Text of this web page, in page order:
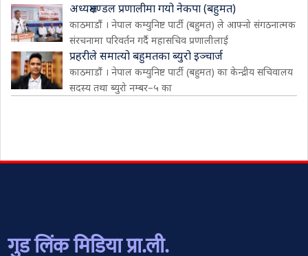
अध्यक्षमण्डल प्रणालीमा गयो नेकपा (बहुमत)
काठमाडौं । नेपाल कम्युनिष्ट पार्टी (बहुमत) ले आफ्नो संगठनात्मक
संरचनामा परिवर्तन गर्दै महासचिव प्रणालीलाई
प्रहरीले समात्यो बहुमतका ब्युरो इञ्चार्ज
काठमाडौं । नेपाल कम्युनिष्ट पार्टी (बहुमत) का केन्द्रीय सचिवालय
सदस्य तथा ब्युरो नम्बर–५ का
गुड लिंक मिडिया प्रा.ली.